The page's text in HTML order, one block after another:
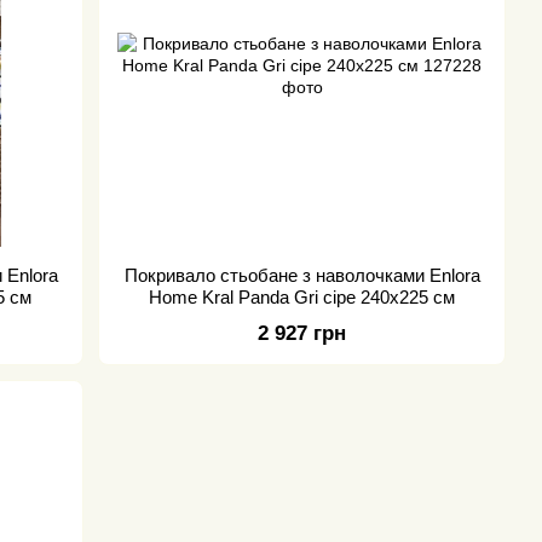
Enlora
см
Покривало стьобане з наволочками Enlora
Home Kral Panda Gri сіре 240х225 см
2 927 грн